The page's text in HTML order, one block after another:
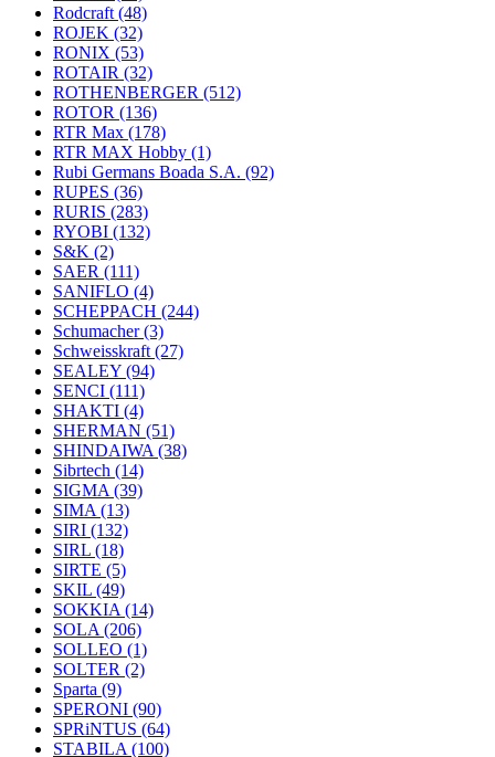
Rodcraft (48)
ROJEK (32)
RONIX (53)
ROTAIR (32)
ROTHENBERGER (512)
ROTOR (136)
RTR Max (178)
RTR MAX Hobby (1)
Rubi Germans Boada S.A. (92)
RUPES (36)
RURIS (283)
RYOBI (132)
S&K (2)
SAER (111)
SANIFLO (4)
SCHEPPACH (244)
Schumacher(3)
Schweisskraft (27)
SEALEY (94)
SENCI (111)
SHAKTI (4)
SHERMAN (51)
SHINDAIWA (38)
Sibrtech (14)
SIGMA (39)
SIMA (13)
SIRI (132)
SIRL (18)
SIRTE (5)
SKIL (49)
SOKKIA (14)
SOLA (206)
SOLLEO (1)
SOLTER (2)
Sparta (9)
SPERONI (90)
SPRiNTUS (64)
STABILA (100)